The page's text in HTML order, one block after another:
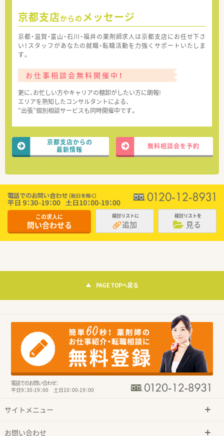
京都支店からの メッセージ
京都・滋賀・富山・石川・福井の薬剤師求人は京都支店にお任せ下さ
い！スタッフがあなたの就職・転職活動を力強くサポートいたしま
す。
お仕事相談会無料開催中！
更に、お忙しい方やキャリアの棚卸がしたい方に朗報!
エリアを熟知したコンサルタントによる、
“出張”個別相談サービスも同時開催中です。
京都支店からの
最新情報
無料相談会を予約
この求人に
問い合わせる
検討リストに
追加
検討リストを
見る
PAGE TOPへ戻る
電話でのお問い合わせ：
平日9：30-19：00 土日10：00-19：00
サイトメニュー
お問い合わせ